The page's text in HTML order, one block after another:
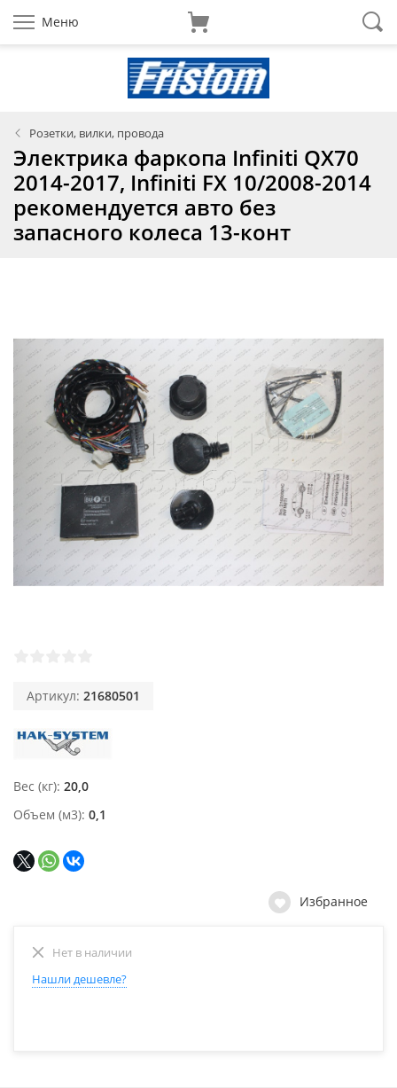
Меню
Розетки, вилки, провода
Электрика фаркопа Infiniti QX70
2014-2017, Infiniti FX 10/2008-2014
рекомендуется авто без
запасного колеса 13-конт
Артикул: 21680501
Вес (кг) 20,0
Объем (м3) 0,1
Избранное
Нет в наличии
Нашли дешевле?